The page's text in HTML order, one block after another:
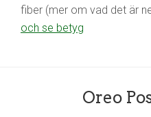
fiber (mer om vad det är
och se betyg
Oreo